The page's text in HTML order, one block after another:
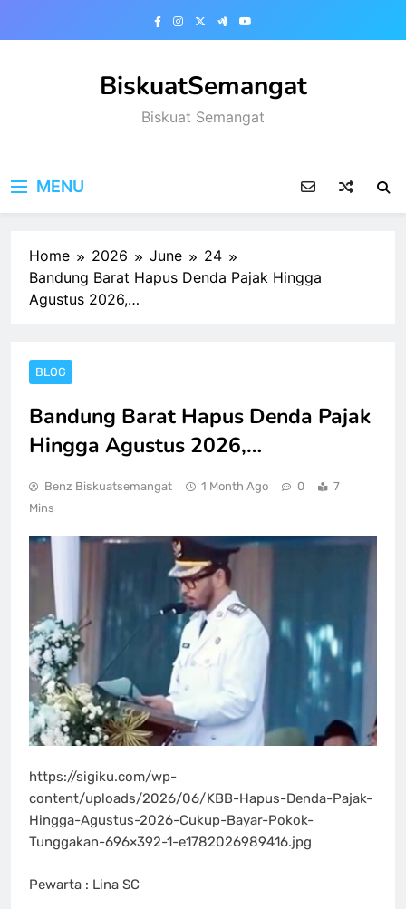
BiskuatSemangat
Biskuat Semangat
MENU
Home 2026 June
24
Bandung Barat Hapus Denda Pajak Hingga
Agustus 2026,…
BLOG
Bandung Barat Hapus Denda Pajak
Hingga Agustus 2026,…
Benz Biskuatsemangat 1 Month Ago 0
7
Mins
https://sigiku.com/wp-
content/uploads/2026/06/KBB-Hapus-Denda-Pajak-
Hingga-Agustus-2026-Cukup-Bayar-Pokok-
Tunggakan-696×392-1-e1782026989416.jpg
Pewarta : Lina SC